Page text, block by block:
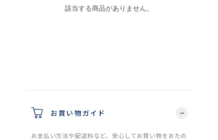
該当する商品がありません。
お買い物ガイド
お支払い方法や配送料など、安心してお買い物をおたの